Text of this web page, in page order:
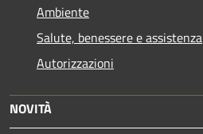
Ambiente
Salute, benessere e assistenza
Autorizzazioni
NOVITÀ